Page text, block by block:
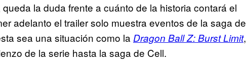
la duda frente a cuánto de la historia contará el
adelanto el trailer solo muestra eventos de la saga de
sea una situación como la Dragon Ball Z: Burst Limit,
de la serie hasta la saga de Cell.